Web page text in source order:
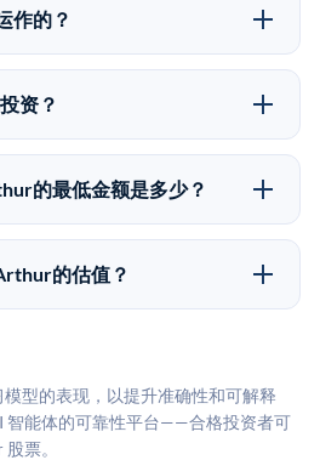
5亿美元的另类投资。
速出售。不存在确定的退出时
有公司的估值在融资轮次之间
在投资前咨询其财务顾问并审
作的？
投资者通过二级市场平台从现有
者或其他持有人）处购买股
商促成这些交易，代表双方处
宜。
资？
退出途径：在二级市场将股份出
到公司完成IPO或被收购。两
间都是不可预测的，投资者应
的最低金额是多少？
IPO产品的最低投资金额为
可能因产品和股份供应情况而有
的估值？
司折扣，以反映流动性不足和信
投资建议，可能与实际交易价
型的表现，以提升准确性和可解释
智能体的可靠性平台——合格投资者可
票。